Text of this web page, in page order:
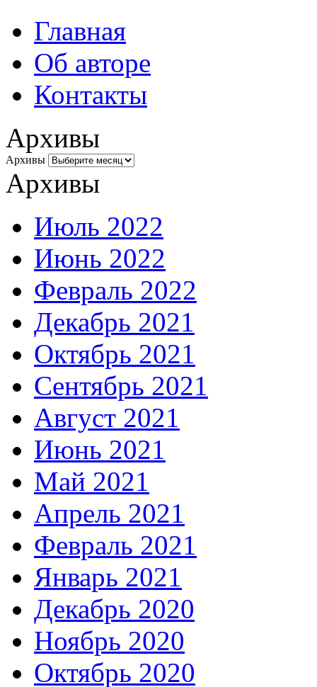
Главная
Об авторе
Контакты
Архивы
Архивы
Архивы
Июль 2022
Июнь 2022
Февраль 2022
Декабрь 2021
Октябрь 2021
Сентябрь 2021
Август 2021
Июнь 2021
Май 2021
Апрель 2021
Февраль 2021
Январь 2021
Декабрь 2020
Ноябрь 2020
Октябрь 2020